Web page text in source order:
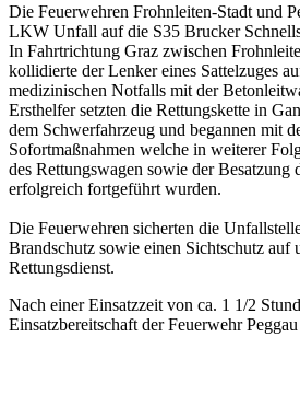
Die Feuerwehren Frohnleiten-Stadt und
LKW Unfall auf die S35 Brucker
In Fahrtrichtung Graz zwischen
kollidierte der Lenker eines Sattelzuges
medizinischen Notfalls mit der
Ersthelfer setzten die Rettungskette in
dem Schwerfahrzeug und begannen mit
Sofortmaßnahmen welche in weiterer
des Rettungswagen sowie der Besatzung
erfolgreich fortgeführt wurden.
Die Feuerwehren sicherten die
Brandschutz sowie einen Sichtschutz auf
Rettungsdienst.
Nach einer Einsatzzeit von ca. 1 1/2
Einsatzbereitschaft der Feuerwehr